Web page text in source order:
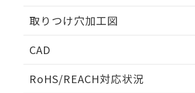
取りつけ穴加工図
CAD
RoHS/REACH対応状況